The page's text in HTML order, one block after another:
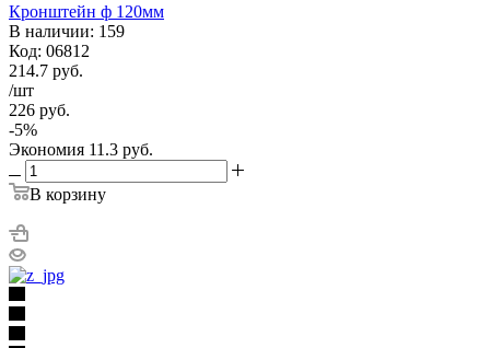
Кронштейн ф 120мм
В наличии: 159
Код: 06812
214.7 руб.
/шт
226 руб.
-5%
Экономия 11.3 руб.
В корзину